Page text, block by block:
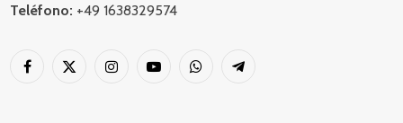
Teléfono: +49 1638329574
Facebook
X
InstagramYouTubeWhatsAppTelegram